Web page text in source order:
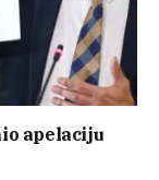
apelaciju